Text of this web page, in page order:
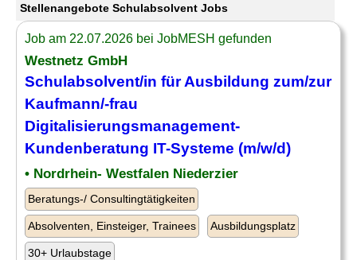
Stellenangebote Schulabsolvent Jobs
Job am 22.07.2026 bei JobMESH gefunden
Westnetz GmbH
Schulabsolvent/in für Ausbildung zum/zur
Kaufmann/-frau
Digitalisierungsmanagement-
Kundenberatung IT-Systeme (m/w/d)
• Nordrhein- Westfalen Niederzier
Beratungs-/ Consultingtätigkeiten
Absolventen, Einsteiger, Trainees Ausbildungsplatz
30+ Urlaubstage